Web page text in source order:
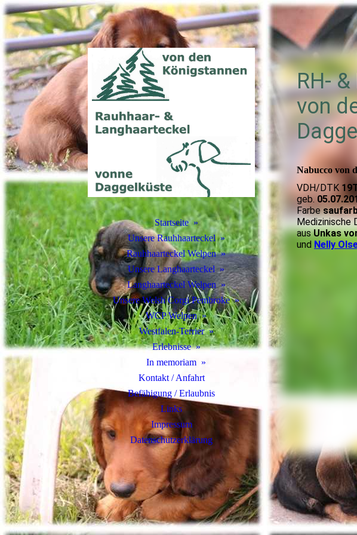
Startseite
Unsere Rauhhaarteckel
Rauhhaarteckel Welpen
Unsere Langhaarteckel
Langhaarteckel Welpen
Unsere Welsh Corgi Pembroke
WCP Welpen
Westfalen-Terrier
Erlebnisse
In memoriam
Kontakt / Anfahrt
Befähigung / Erlaubnis
Links
Impressum
Datenschutz­erklärung
RH-
von
Nabucco von
VDH/DTK
geb.
Farbe
Medizinische
ausUnkas
und Nelly